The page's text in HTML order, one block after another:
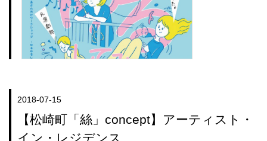
2018-07-15
【松崎町「絲」concept】アーティスト・
イン・レジデンス